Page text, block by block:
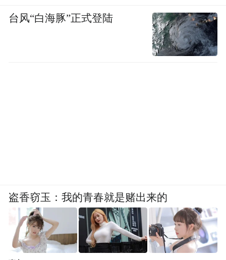
台风“白海豚”正式登陆
盗香窃玉：我的青春就是赌出来的